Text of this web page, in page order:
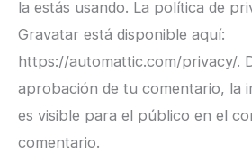
la estás usando. La política de
Gravatar está disponible aquí:
https://automattic.com/privacy/.
aprobación de tu comentario, la
es visible para el público en el
comentario.